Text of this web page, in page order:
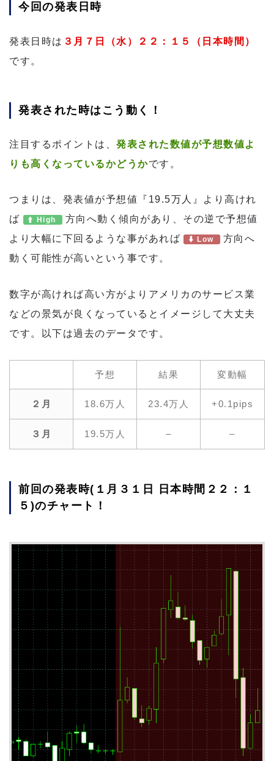
今回の発表日時
発表日時は ３月７日（水）２２：１５（日本時間）
です。
発表された時はこう動く！
注目するポイントは、 発表された数値が予想数値よ
りも高くなっているかどうかです。
つまりは、発表値が予想値『19.5万人』より高けれ
ば
High
方向へ動く傾向があり、その逆で予想値
より大幅に下回るような事があれば
Low
方向へ
動く可能性が高いという事です。
数字が高ければ高い方がよりアメリカのサービス業
などの景気が良くなっているとイメージして大丈夫
です。以下は過去のデータです。
予想 結果 変動幅
２月 18.6万人 23.4万人 +0.1pips
３月 19.5万人 – –
前回の発表時(１月３１日 日本時間２２：１
５)のチャート！